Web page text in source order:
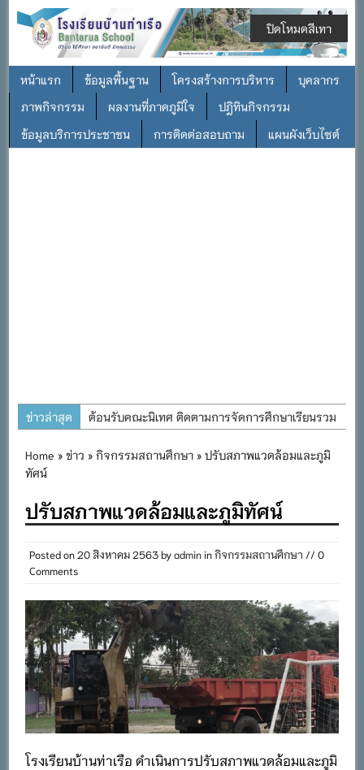
หน้าแรก ข้อมูลพื้นฐาน โครงสร้างการบริหาร
บุคลากร
ภาพกิจกรรม
ผลงานที่ภาคภูมิใจ
ปฎิทินกิจกรรม
ข้อมูลบริการประชาชน
การติดต่อสอบถาม แผนผังเว็บไซต์
ข่าวล่าสุด
ต้อนรับคณะนิเทศ ติดตามการจัดการศึกษาเรียนรวม
การอบรมการจัดทำแผนพัฒนาการจัดการศึกษาและ
สำนักงานเขตพื้นที่การศึกษาประถมศึกษาภูเก็ต
เทียนถวายพระพรชัยมงคล เนื่องในโอกาสวันเฉลิม
กรกฎาคม ๒๕๖๙
กิจกรรมถวายเทียนพรรษา สืบสานพระพุทธศาสนา
เนื่องในวันอาสาฬหบูชาและวันเข้าพรรษา
กิจกรรม SAFETY FOR KIDS เสริมสร้างวินัยและ
ความปลอดภัยในการใช้รถใช้ถนน
Home »ข่าว »กิจกรรมสถานศึกษา » ปรับสภาพแวดล้อมและภูมิ
ทัศน์
ปรับสภาพแวดล้อมและภูมิทัศน์
Posted on20 สิงหาคม 2563byadmininกิจกรรมสถานศึกษา // 0
Comments
โรงเรียนบ้านท่าเรือ ดำเนินการปรับสภาพแวดล้อมและภูมิ
ปิดโหมดสีเทา